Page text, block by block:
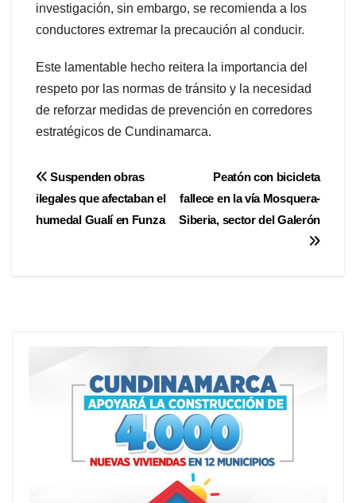
investigación, sin embargo, se recomienda a los
conductores extremar la precaución al conducir.
Este lamentable hecho reitera la importancia del
respeto por las normas de tránsito y la necesidad
de reforzar medidas de prevención en corredores
estratégicos de Cundinamarca.
Peatón con bicicleta
fallece en la vía Mosquera-
Siberia, sector del Galerón
Suspenden obras
ilegales que afectaban el
humedal Gualí en Funza